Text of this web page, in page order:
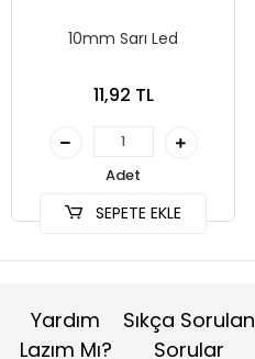
10mm Sarı Led
11,92 TL
Adet
SEPETE EKLE
Yardım
Lazım Mı?
Sıkça Sorulan
Sorular